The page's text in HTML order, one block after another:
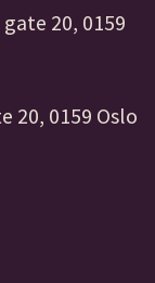
20, 0159
20, 0159 Oslo